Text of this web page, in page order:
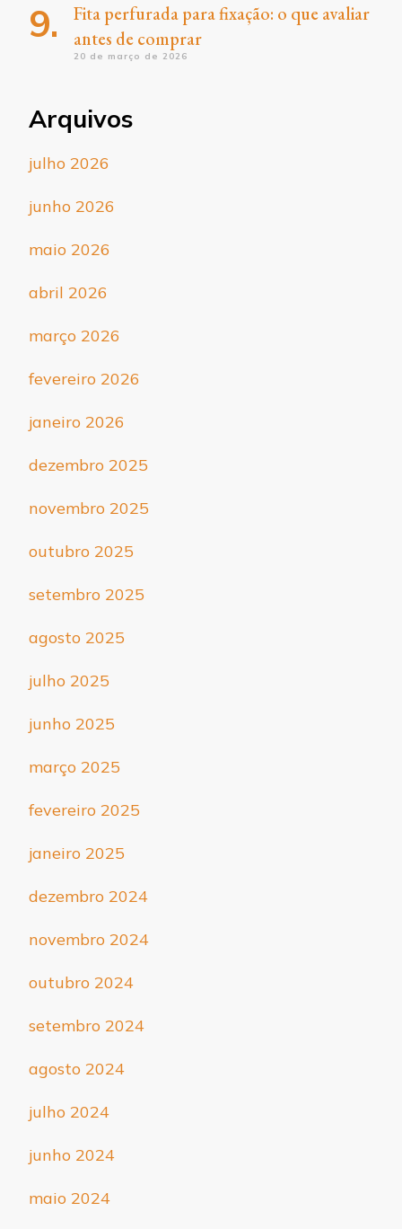
Fita perfurada para fixação: o que avaliar
antes de comprar
20 de março de 2026
Arquivos
julho 2026
junho 2026
maio 2026
abril 2026
março 2026
fevereiro 2026
janeiro 2026
dezembro 2025
novembro 2025
outubro 2025
setembro 2025
agosto 2025
julho 2025
junho 2025
março 2025
fevereiro 2025
janeiro 2025
dezembro 2024
novembro 2024
outubro 2024
setembro 2024
agosto 2024
julho 2024
junho 2024
maio 2024